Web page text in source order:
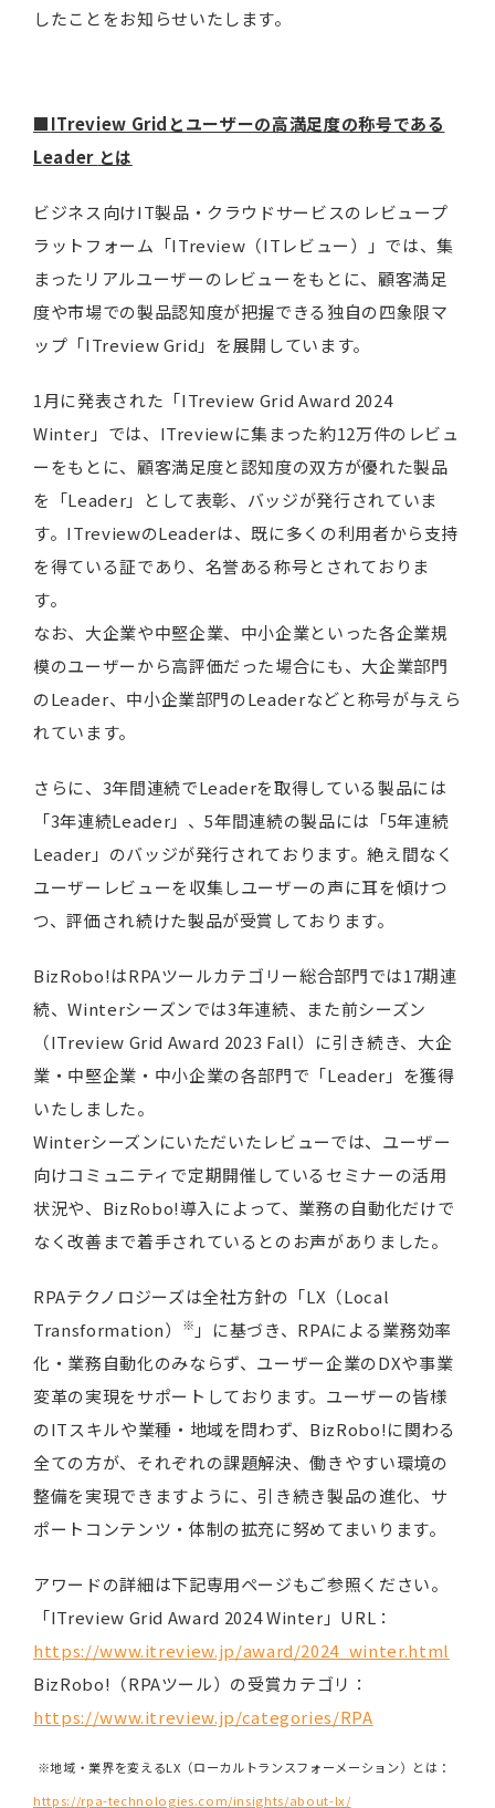
したことをお知らせいたします。
■ITreview Grid とユーザーの高満足度の称号である
Leader とは
ビジネス向けIT製品・クラウドサービスのレビュープ
ラットフォーム「ITreview（ITレビュー）」では、集
まったリアルユーザーのレビューをもとに、顧客満足
度や市場での製品認知度が把握できる独自の四象限マ
ップ「ITreview Grid」を展開しています。
1月に発表された「ITreview Grid Award 2024
Winter」では、ITreviewに集まった約12万件のレビュ
ーをもとに、顧客満足度と認知度の双方が優れた製品
を「Leader」として表彰、バッジが発行されていま
す。ITreviewのLeaderは、既に多くの利用者から支持
を得ている証であり、名誉ある称号とされておりま
す。
なお、大企業や中堅企業、中小企業といった各企業規
模のユーザーから高評価だった場合にも、大企業部門
のLeader、中小企業部門のLeaderなどと称号が与えら
れています。
さらに、3年間連続でLeaderを取得している製品には
「3年連続Leader」、5年間連続の製品には「5年連続
Leader」のバッジが発行されております。絶え間なく
ユーザーレビューを収集しユーザーの声に耳を傾けつ
つ、評価され続けた製品が受賞しております。
BizRobo!はRPAツールカテゴリー総合部門では17期連
続、Winterシーズンでは3年連続、また前シーズン
（ITreview Grid Award 2023 Fall）に引き続き、大企
業・中堅企業・中小企業の各部門で「Leader」を獲得
いたしました。
Winterシーズンにいただいたレビューでは、ユーザー
向けコミュニティで定期開催しているセミナーの活用
状況や、BizRobo!導入によって、業務の自動化だけで
なく改善まで着手されているとのお声がありました。
RPAテクノロジーズは全社方針の「LX（Local
Transformation）
※ 」に基づき、RPAによる業務効率
化・業務自動化のみならず、ユーザー企業のDXや事業
変革の実現をサポートしております。ユーザーの皆様
のITスキルや業種・地域を問わず、BizRobo!に関わる
全ての方が、それぞれの課題解決、働きやすい環境の
整備を実現できますように、引き続き製品の進化、サ
ポートコンテンツ・体制の拡充に努めてまいります。
アワードの詳細は下記専用ページもご参照ください。
「ITreview Grid Award 2024 Winter」URL：
https://www.itreview.jp/award/2024_winter.html
BizRobo!（RPAツール）の受賞カテゴリ：
https://www.itreview.jp/categories/RPA
※地域・業界を変えるLX（ローカルトランスフォーメーション）とは：
https://rpa-technologies.com/insights/about-lx/